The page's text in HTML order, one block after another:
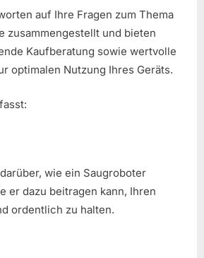
auf Ihre Fragen zum Thema
zusammengestellt und bieten
Kaufberatung sowie wertvolle
optimalen Nutzung Ihres Geräts.
wie ein Saugroboter
er dazu beitragen kann, Ihren
ordentlich zu halten.